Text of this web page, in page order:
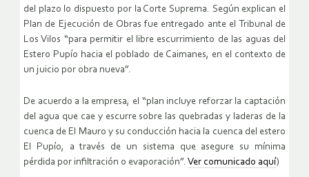
del plazo lo dispuesto por la Corte Suprema. Según explican el
Plan de Ejecución de Obras fue entregado ante el Tribunal de
Los Vilos “para permitir el libre escurrimiento de las aguas del
Estero Pupío hacia el poblado de Caimanes, en el contexto de
un juicio por obra nueva”.
De acuerdo a la empresa, el “plan incluye reforzar la captación
del agua que cae y escurre sobre las quebradas y laderas de la
cuenca de El Mauro y su conducción hacia la cuenca del estero
El Pupío, a través de un sistema que asegure su mínima
pérdida por infiltración o evaporación”. Ver comunicado aquí)